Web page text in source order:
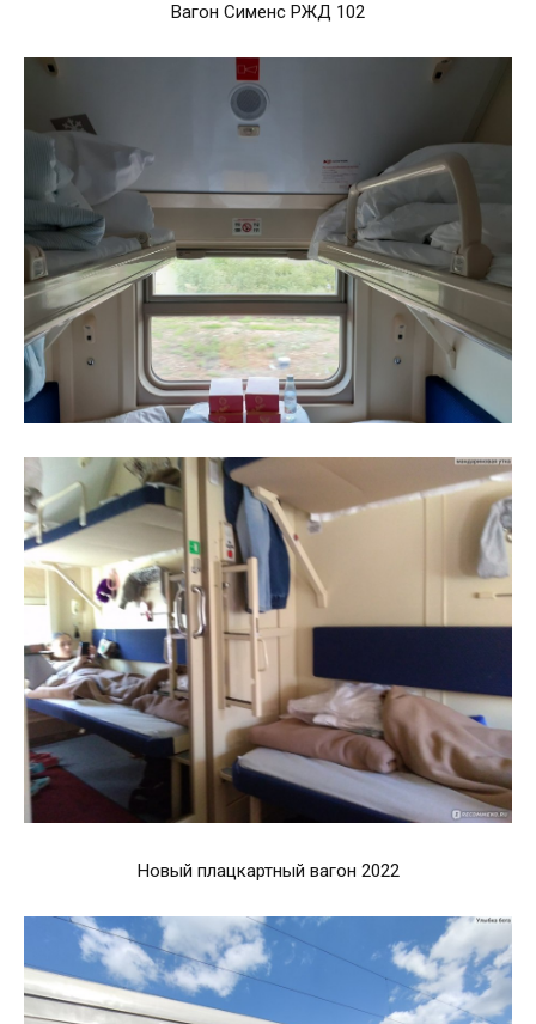
Вагон Сименс РЖД 102
Новый плацкартный вагон 2022